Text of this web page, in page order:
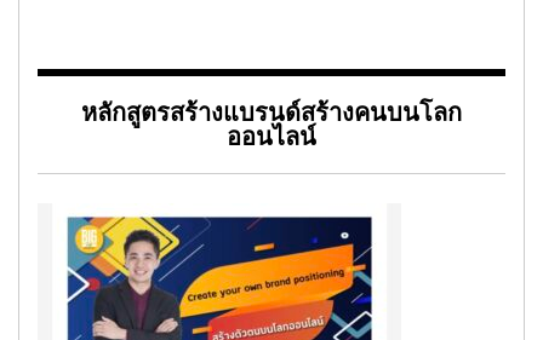
หลักสูตรสร้างแบรนด์สร้างคนบนโลก
ออนไลน์